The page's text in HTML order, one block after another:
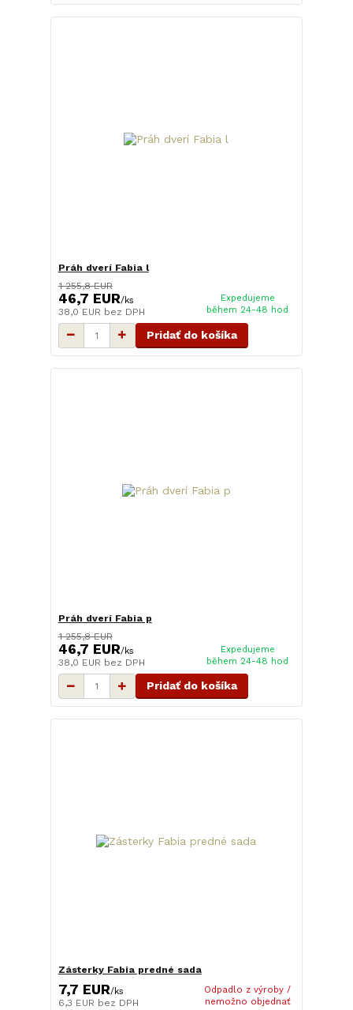
Práh dverí Fabia l
1 255,8 EUR
46,7 EUR/ks
38,0 EUR bez DPH
Expedujeme
během 24-48 hod
Pridať do košíka
Práh dverí Fabia p
1 255,8 EUR
46,7 EUR/ks
38,0 EUR bez DPH
Expedujeme
během 24-48 hod
Pridať do košíka
Zásterky Fabia predné sada
7,7 EUR/ks
6,3 EUR bez DPH
Odpadlo z výroby /
nemožno objednať